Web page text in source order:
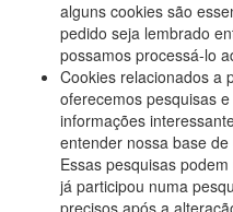
alguns cookies são
pedido seja lembrado
possamos processá-lo
Cookies relacionados a
oferecemos pesquisas
informações
entender nossa base
Essas pesquisas
já participou numa
precisos após a